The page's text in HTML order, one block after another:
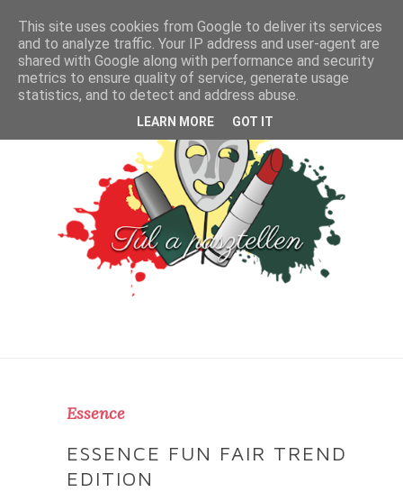
Essence
ESSENCE FUN FAIR TREND
EDITION
This site uses cookies from Google to deliver its services
and to analyze traffic. Your IP address and user-agent are
shared with Google along with performance and security
metrics to ensure quality of service, generate usage
statistics, and to detect and address abuse.
LEARN MORE GOT IT